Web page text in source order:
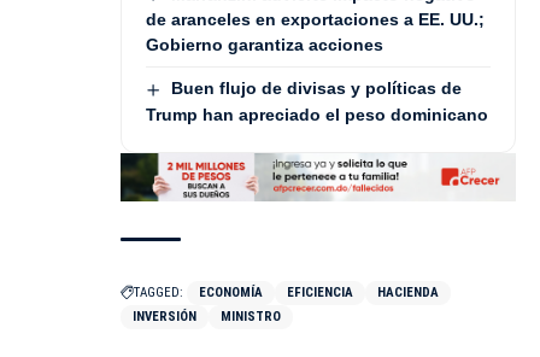
de aranceles en exportaciones a EE. UU.;
Gobierno garantiza acciones
Buen flujo de divisas y políticas de
Trump han apreciado el peso dominicano
TAGGED: ECONOMÍA EFICIENCIA
HACIENDA
INVERSIÓN
MINISTRO